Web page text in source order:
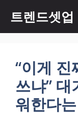
츠
트렌드셋업
“이게 진
쓰냐”
워한다